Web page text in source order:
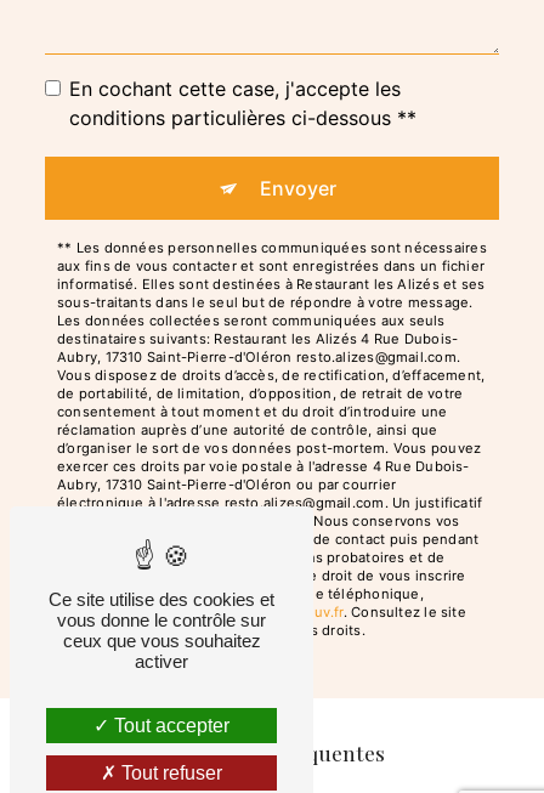
En cochant cette case, j'accepte les
conditions particulières ci-dessous **
Envoyer
** Les données personnelles communiquées sont nécessaires
aux fins de vous contacter et sont enregistrées dans un fichier
informatisé. Elles sont destinées à Restaurant les Alizés et ses
sous-traitants dans le seul but de répondre à votre message.
Les données collectées seront communiquées aux seuls
destinataires suivants: Restaurant les Alizés 4 Rue Dubois-
Aubry, 17310 Saint-Pierre-d'Oléron resto.alizes@gmail.com.
Vous disposez de droits d’accès, de rectification, d’effacement,
de portabilité, de limitation, d’opposition, de retrait de votre
consentement à tout moment et du droit d’introduire une
réclamation auprès d’une autorité de contrôle, ainsi que
d’organiser le sort de vos données post-mortem. Vous pouvez
exercer ces droits par voie postale à l'adresse 4 Rue Dubois-
Aubry, 17310 Saint-Pierre-d'Oléron ou par courrier
électronique à l'adresse resto.alizes@gmail.com. Un justificatif
d'identité pourra vous être demandé. Nous conservons vos
données pendant la période de prise de contact puis pendant
la durée de prescription légale aux fins probatoires et de
gestion des contentieux. Vous avez le droit de vous inscrire
sur la liste d'opposition au démarchage téléphonique,
disponible à cette adresse:
Bloctel.gouv.fr. Consultez le site
cnil.fr pour plus d’informations sur vos droits.
Recherches fréquentes
Ce site utilise des cookies et
vous donne le contrôle sur
ceux que vous souhaitez
activer
Tout accepter
Tout refuser